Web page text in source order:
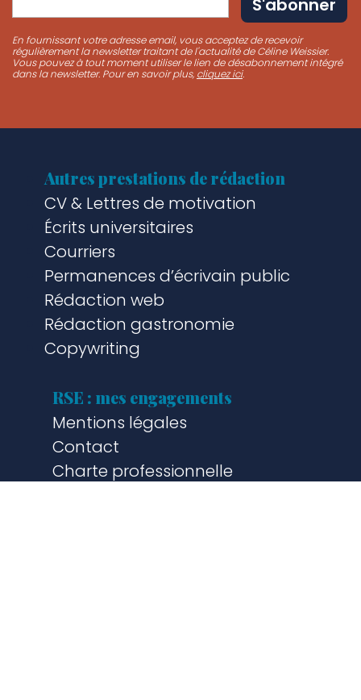
En fournissant votre adresse email, vous acceptez de recevoir
régulièrement la newsletter traitant de l'actualité de Céline Weissier.
Vous pouvez à tout moment utiliser le lien de désabonnement intégré
dans la newsletter. Pour en savoir plus, cliquez ici.
Autres prestations de rédaction
CV & Lettres de motivation
Écrits universitaires
Courriers
Permanences d’écrivain public
Rédaction web
Rédaction gastronomie
Copywriting
RSE : mes engagements
Mentions légales
Contact
Charte professionnelle